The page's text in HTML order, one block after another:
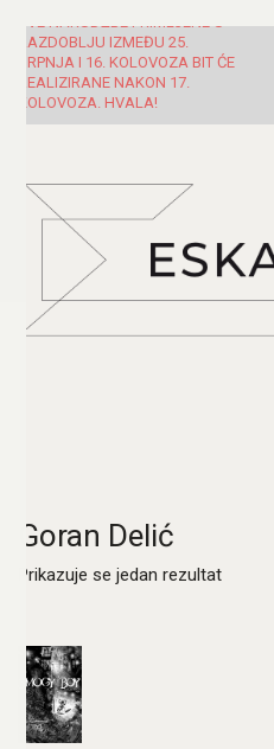
SVE NARUDŽBE PRIMLJENE U
RAZDOBLJU IZMEĐU 25.
SRPNJA I 16. KOLOVOZA BIT ĆE
REALIZIRANE NAKON 17.
KOLOVOZA. HVALA!
Goran Delić
Prikazuje se jedan rezultat